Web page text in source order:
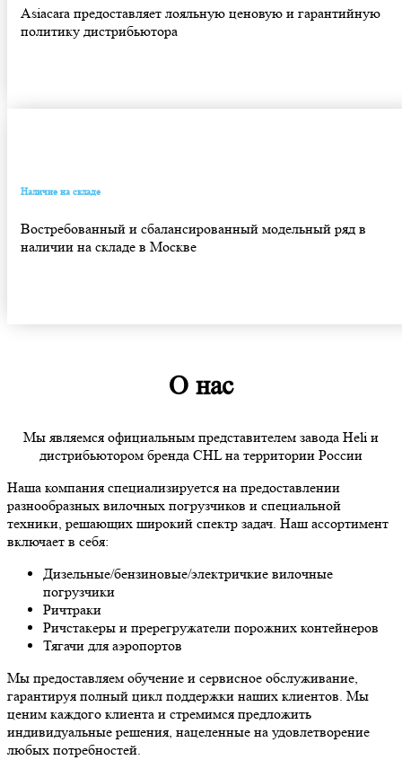
Asiacara предоставляет лояльную ценовую и гарантийную
политику дистрибьютора
Наличие на складе
Востребованный и сбалансированный модельный ряд в
наличии на складе в Москве
О нас
Мы являемся официальным представителем завода Heli и
дистрибьютором бренда CHL на территории России
Наша компания специализируется на предоставлении
разнообразных вилочных погрузчиков и специальной
техники, решающих широкий спектр задач. Наш ассортимент
включает в себя:
Дизельные/бензиновые/электричкие вилочные
погрузчики
Ричтраки
Ричстакеры и пререгружатели порожних контейнеров
Тягачи для аэропортов
Мы предоставляем обучение и сервисное обслуживание,
гарантируя полный цикл поддержки наших клиентов. Мы
ценим каждого клиента и стремимся предложить
индивидуальные решения, нацеленные на удовлетворение
любых потребностей.